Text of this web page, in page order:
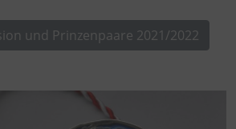
und Prinzenpaare 2021/2022